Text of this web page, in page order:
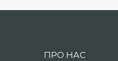
ПРО НАС